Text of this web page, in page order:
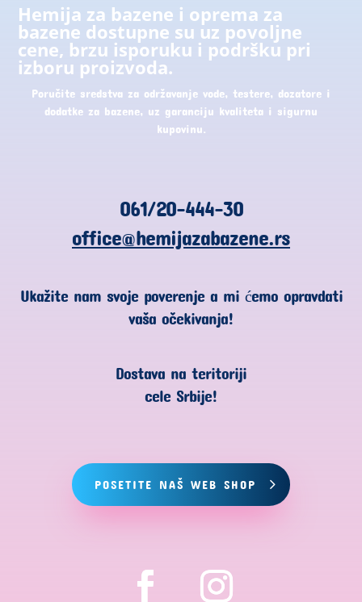
Hemija za bazene i oprema za
bazene dostupne su uz povoljne
cene, brzu isporuku i podršku pri
izboru proizvoda.
Poručite sredstva za održavanje vode, testere, dozatore i
dodatke za bazene, uz garanciju kvaliteta i sigurnu
kupovinu.
061/20-444-30
office@hemijazabazene.rs
Ukažite nam svoje poverenje a mi ćemo opravdati
vaša očekivanja!
Dostava na teritoriji
cele Srbije!
POSETITE NAŠ WEB SHOP